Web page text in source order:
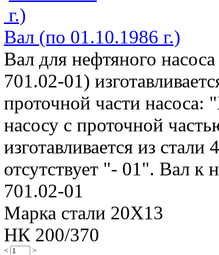
Вал (по 01.10.1986 г.)
Вал для нефтяного
701.02-01)
проточной части насоса:
насосу с проточной
изготавливается из
отсутствует "- 01". Вал к
701.02-01
Марка стали 20Х13
НК 200/370
< >